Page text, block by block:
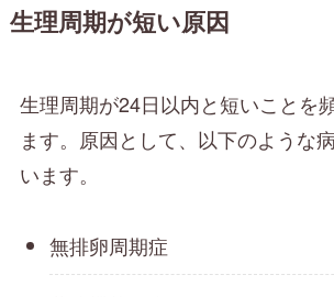
生理周期が短い原因
生理周期が24日以内と短いことを
ます。原因として、以下のような
います。
無排卵周期症